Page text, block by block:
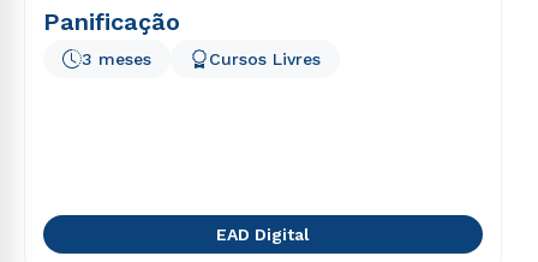
Panificação
3 meses Cursos Livres
EAD Digital